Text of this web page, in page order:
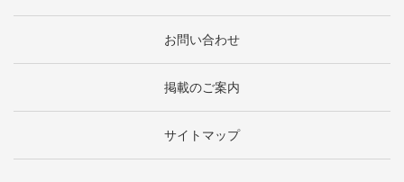
お問い合わせ
掲載のご案内
サイトマップ